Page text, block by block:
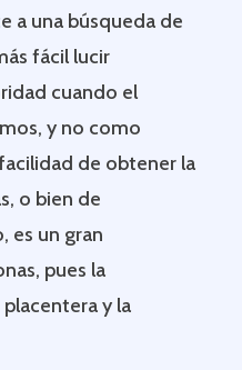
a una búsqueda de
fácil lucir
cuando el
y no como
de obtener la
o bien de
es un gran
pues la
y la